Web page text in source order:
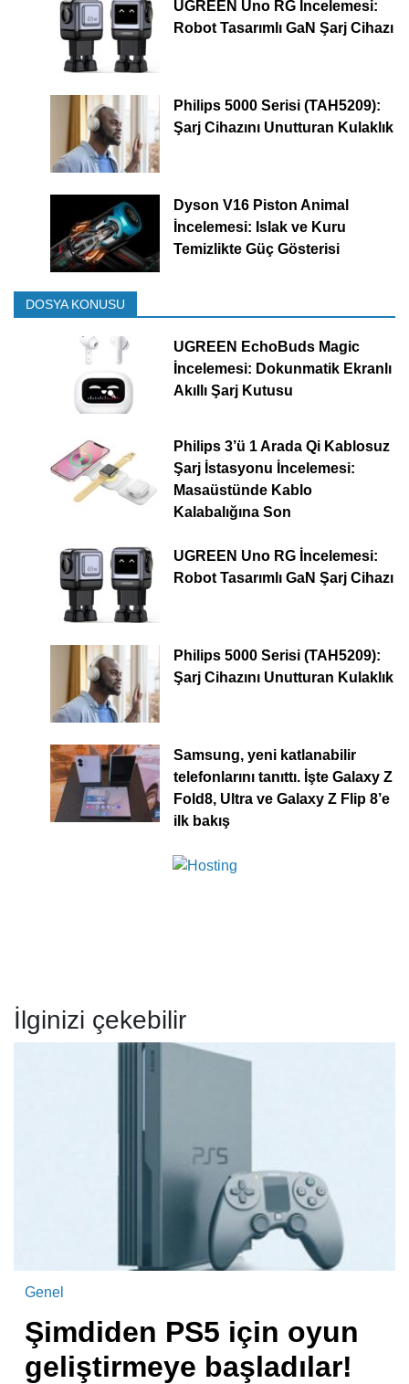
UGREEN Uno RG İncelemesi:
Robot Tasarımlı GaN Şarj Cihazı
Philips 5000 Serisi (TAH5209):
Şarj Cihazını Unutturan Kulaklık
Dyson V16 Piston Animal
İncelemesi: Islak ve Kuru
Temizlikte Güç Gösterisi
DOSYA KONUSU
UGREEN EchoBuds Magic
İncelemesi: Dokunmatik Ekranlı
Akıllı Şarj Kutusu
Philips 3’ü 1 Arada Qi Kablosuz
Şarj İstasyonu İncelemesi:
Masaüstünde Kablo
Kalabalığına Son
UGREEN Uno RG İncelemesi:
Robot Tasarımlı GaN Şarj Cihazı
Philips 5000 Serisi (TAH5209):
Şarj Cihazını Unutturan Kulaklık
Samsung, yeni katlanabilir
telefonlarını tanıttı. İşte Galaxy Z
Fold8, Ultra ve Galaxy Z Flip 8’e
ilk bakış
İlginizi çekebilir
Genel
Şimdiden PS5 için oyun
geliştirmeye başladılar!